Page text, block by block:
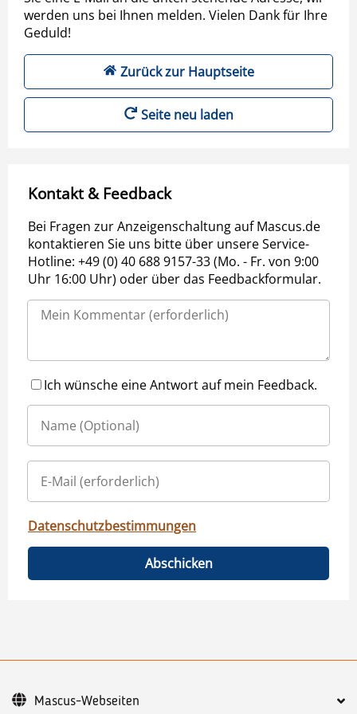
werden uns bei Ihnen melden. Vielen Dank für Ihre
Geduld!
Zurück zur Hauptseite
Seite neu laden
Kontakt & Feedback
Bei Fragen zur Anzeigenschaltung auf Mascus.de
kontaktieren Sie uns bitte über unsere Service-
Hotline: +49 (0) 40 688 9157-33 (Mo. - Fr. von 9:00
Uhr 16:00 Uhr) oder über das Feedbackformular.
Ich wünsche eine Antwort auf mein Feedback.
Datenschutzbestimmungen
Abschicken
Mascus-Webseiten